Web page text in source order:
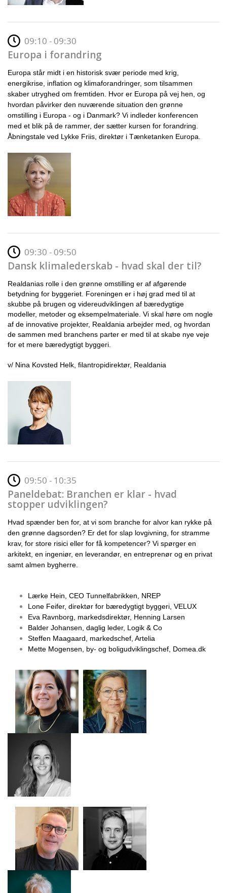
09:10 - 09:30
Europa i forandring
Europa står midt i en historisk svær periode med krig,
energikrise, inflation og klimaforandringer, som tilsammen
skaber utryghed om fremtiden. Hvor er Europa på vej hen, og
hvordan påvirker den nuværende situation den grønne
omstilling i Europa - og i Danmark? Vi indleder konferencen
med et blik på de rammer, der sætter kursen for forandring.
Åbningstale ved Lykke Friis, direktør i Tænketanken Europa.
09:30 - 09:50
Dansk klimalederskab - hvad skal der til?
Realdanias rolle i den grønne omstilling er af afgørende
betydning for byggeriet. Foreningen er i høj grad med til at
skubbe på brugen og videreudviklingen af bæredygtige
modeller, metoder og eksempelmateriale. Vi skal høre om nogle
af de innovative projekter, Realdania arbejder med, og hvordan
de sammen med branchens parter er med til at skabe nye veje
for et mere bæredygtigt byggeri.
v/ Nina Kovsted Helk, filantropidirektør, Realdania
09:50 - 10:35
Paneldebat: Branchen er klar - hvad
stopper udviklingen?
Hvad spænder ben for, at vi som branche for alvor kan rykke på
den grønne dagsorden? Er det for slap lovgivning, for stramme
krav, for store risici eller for få kompetencer? Vi spørger en
arkitekt, en ingeniør, en leverandør, en entreprenør og en privat
samt almen bygherre.
Lærke Hein, CEO Tunnelfabrikken, NREP
Lone Feifer, direktør for bæredygtigt byggeri, VELUX
Eva Ravnborg, markedsdirektør, Henning Larsen
Balder Johansen, daglig leder, Logik & Co
Steffen Maagaard, markedschef, Artelia
Mette Mogensen, by- og boligudviklingschef, Domea.dk